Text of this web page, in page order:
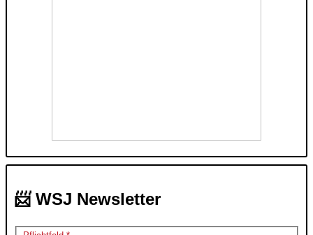
📨 WSJ Newsletter